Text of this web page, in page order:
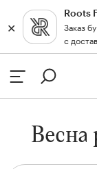
✕
Roots
Заказ
с
Москва
Весна